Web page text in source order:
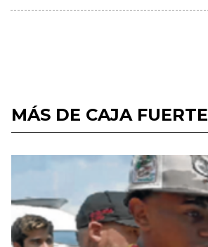
MÁS DE CAJA FUERTE